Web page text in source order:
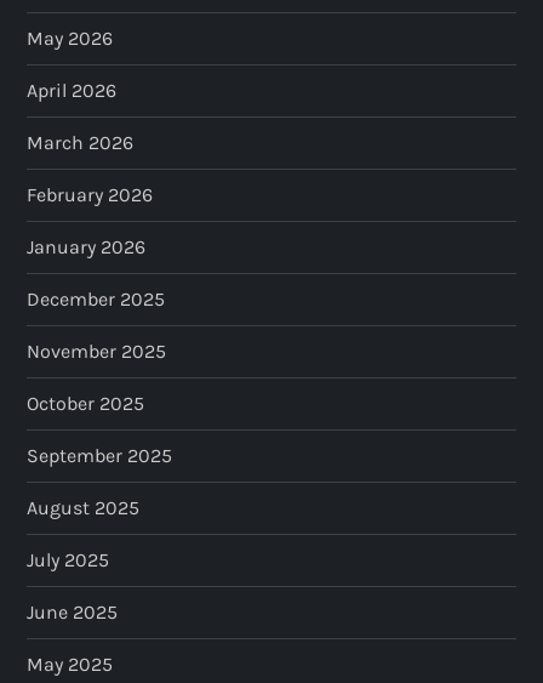
May 2026
April 2026
March 2026
February 2026
January 2026
December 2025
November 2025
October 2025
September 2025
August 2025
July 2025
June 2025
May 2025